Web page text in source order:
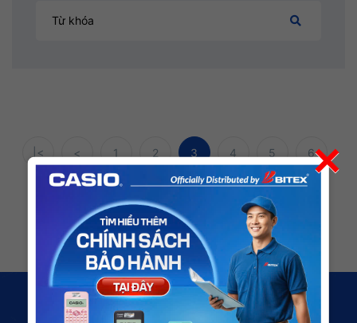
|< < 1 2 3 4 5 6×